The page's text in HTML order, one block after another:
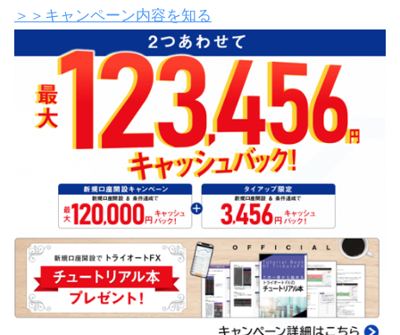
＞＞キャンペーン内容を知る